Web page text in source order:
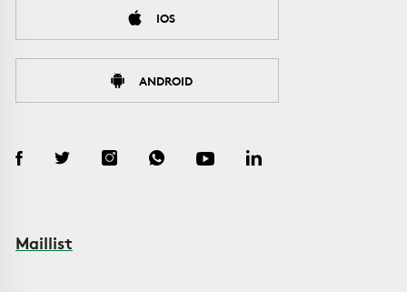
IOS
ANDROID
Maillist